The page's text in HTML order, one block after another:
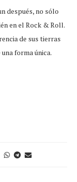
después, no sólo
en el Rock & Roll.
de sus tierras
forma única.